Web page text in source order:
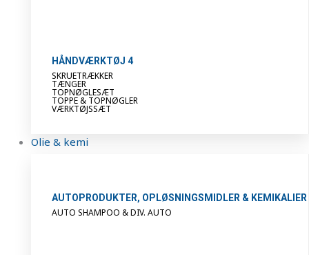
HÅNDVÆRKTØJ 4
SKRUETRÆKKER
TÆNGER
TOPNØGLESÆT
TOPPE & TOPNØGLER
VÆRKTØJSSÆT
Olie & kemi
AUTOPRODUKTER, OPLØSNINGSMIDLER & KEMIKALIER
AUTO SHAMPOO & DIV. AUTO